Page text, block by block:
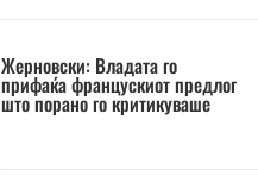
Жерновски: Владата го
прифаќа францускиот предлог
што порано го критикуваше